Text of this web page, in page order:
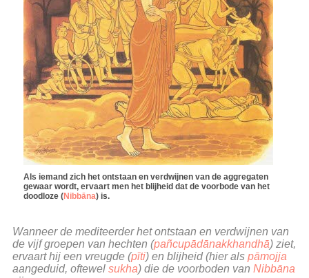
Als iemand zich het ontstaan en verdwijnen van de aggregaten
gewaar wordt, ervaart men het blijheid dat de voorbode van het
doodloze (Nibbāna) is.
Wanneer de mediteerder het ontstaan en verdwijnen van
de vijf groepen van hechten (pañcupādānakkhandhā) ziet,
ervaart hij een vreugde (pīti) en blijheid (hier als pāmojja
aangeduid, oftewel sukha) die de voorboden van Nibbāna